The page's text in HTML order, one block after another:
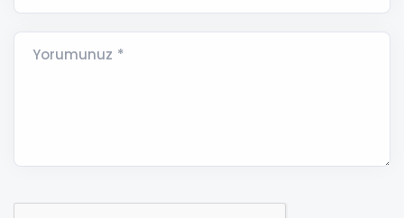
Yorumunuz *